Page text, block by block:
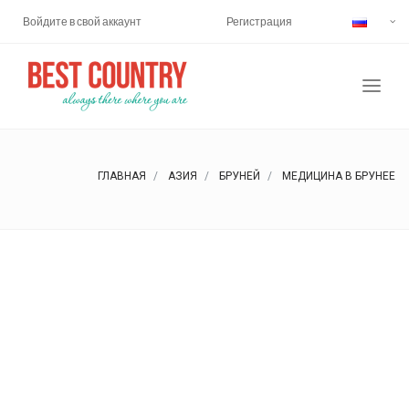
Войдите в свой аккаунт Регистрация
ГЛАВНАЯ АЗИЯ БРУНЕЙ МЕДИЦИНА В БРУНЕЕ